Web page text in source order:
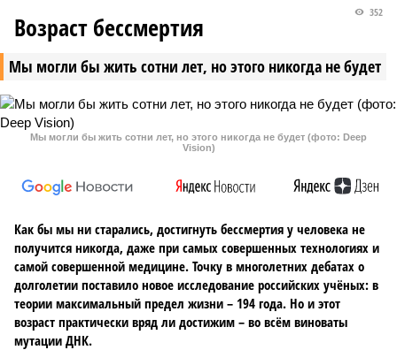
Мы могли бы жить сотни лет, но этого никогда не будет
352
Возраст бессмертия
Мы могли бы жить сотни лет, но этого никогда не будет (фото: Deep
Vision)
Как бы мы ни старались, достигнуть бессмертия у человека не
получится никогда, даже при самых совершенных технологиях и
самой совершенной медицине. Точку в многолетних дебатах о
долголетии поставило новое исследование российских учёных: в
теории максимальный предел жизни – 194 года. Но и этот
возраст практически вряд ли достижим – во всём виноваты
мутации ДНК.